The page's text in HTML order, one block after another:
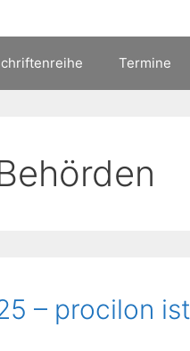
Termine
– procilon